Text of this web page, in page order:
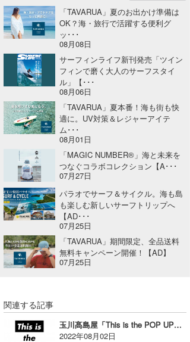
「TAVARUA」夏のお出かけ準備は
OK？海・旅行で活躍する便利グ
ッ･･･
08月08日
サーフィンライフ新刊発売「ツイン
フィンで磨く大人のサーフスタイ
ル」【･･･
08月06日
「TAVARUA」夏本番！海も街も快
適に。UV対策＆レジャーアイテ
ム･･･
08月01日
「MAGIC NUMBER®」海と未来を
つなぐコラボコレクション【A･･･
07月27日
パラオでサーフ＆サイクル。海も島
も楽しむ新しいサーフトリップへ
【AD･･･
07月25日
「TAVARUA」期間限定、全品送料
無料キャンペーン開催！【AD】
07月25日
関連する記事
玉川髙島屋「This is the POP UP！」開催！【AD】
2022年08月02日